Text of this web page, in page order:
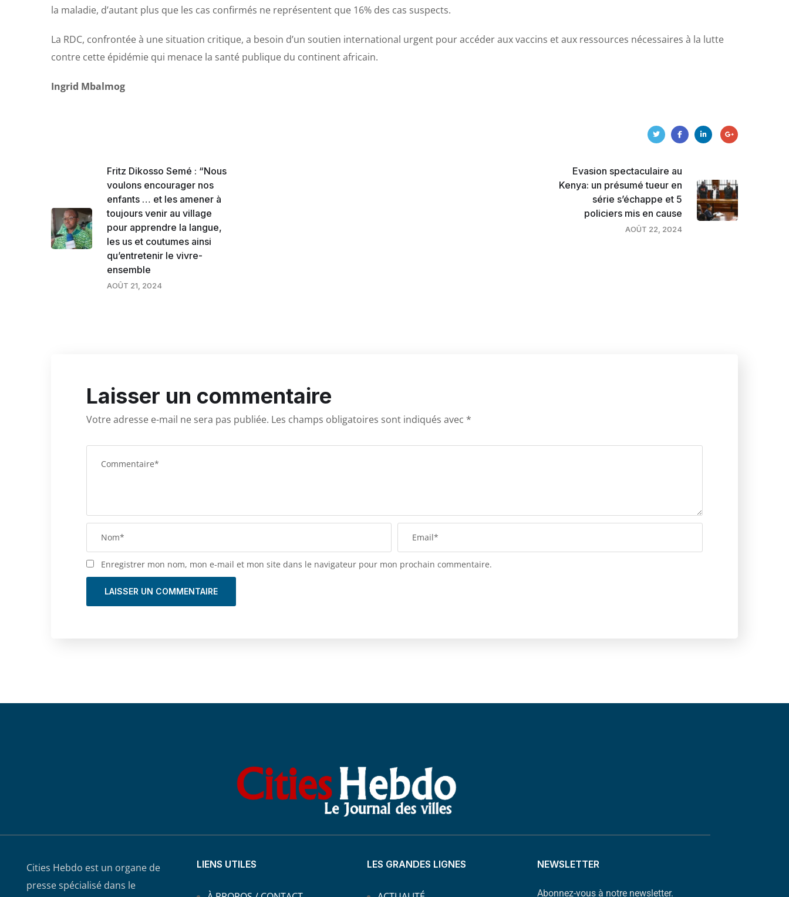
la maladie, d’autant plus que les cas confirmés ne représentent que 16% des cas suspects.
La RDC, confrontée à une situation critique, a besoin d’un soutien international urgent pour accéder aux vaccins et aux ressources nécessaires à la lutte
contre cette épidémie qui menace la santé publique du continent africain.
Ingrid Mbalmog
Fritz Dikosso Semé : “Nous
voulons encourager nos
enfants … et les amener à
toujours venir au village
pour apprendre la langue,
les us et coutumes ainsi
qu’entretenir le vivre-
ensemble
AOÛT 21, 2024
Evasion spectaculaire au
Kenya: un présumé tueur en
série s’échappe et 5
policiers mis en cause
AOÛT 22, 2024
Laisser un commentaire
Votre adresse e-mail ne sera pas publiée. Les champs obligatoires sont indiqués avec *
Enregistrer mon nom, mon e-mail et mon site dans le navigateur pour mon prochain commentaire.
Cities Hebdo est un organe de
presse spécialisé dans le
LIENS UTILES LES GRANDES LIGNES NEWSLETTER
Abonnez-vous à notre newsletter.